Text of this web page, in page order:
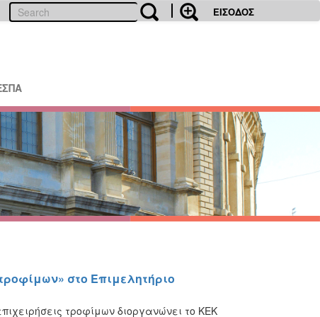
ΕΙΣΟΔΟΣ
στο Επιμελητήριο
τροφίμων διοργανώνει το ΚΕΚ